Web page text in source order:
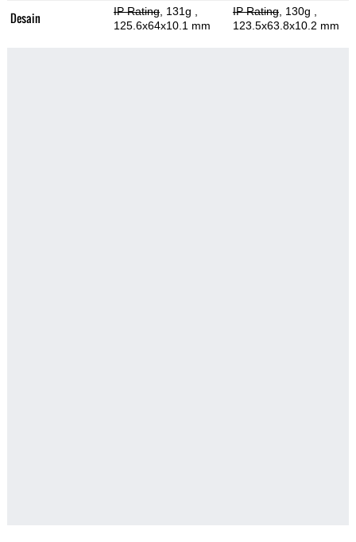
Desain IP Rating, 131g
125.6x64x10.1 mm
IP Rating, 130g
123.5x63.8x10.2 mm